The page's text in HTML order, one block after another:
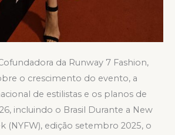
da Runway 7 Fashion,
o crescimento do evento, a
de estilistas e os planos de
incluindo o Brasil Durante a New
(NYFW), edição setembro 2025, o